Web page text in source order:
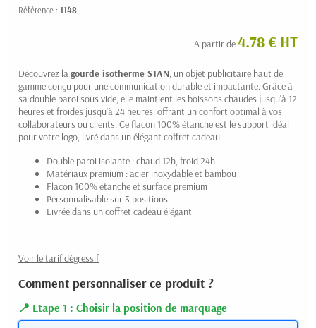
Référence : 1148
A partir de4.78 € HT
Découvrez la gourde isotherme STAN , un objet publicitaire haut de
gamme conçu pour une communication durable et impactante. Grâce à
sa double paroi sous vide, elle maintient les boissons chaudes jusqu'à 12
heures et froides jusqu'à 24 heures, offrant un confort optimal à vos
collaborateurs ou clients. Ce flacon 100% étanche est le support idéal
pour votre logo, livré dans un élégant coffret cadeau.
Double paroi isolante : chaud 12h, froid 24h
Matériaux premium : acier inoxydable et bambou
Flacon 100% étanche et surface premium
Personnalisable sur 3 positions
Livrée dans un coffret cadeau élégant
Voir le tarif dégressif
Comment personnaliser ce produit ?
Etape 1 : Choisir la position de marquage